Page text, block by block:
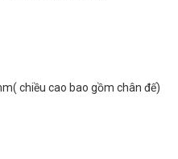
chiều cao bao gồm chân đế)